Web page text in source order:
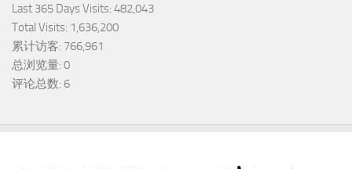
Last 365 Days Visits: 482,043
Total Visits: 1,636,200
累计访客: 766,961
总浏览量: 0
评论总数: 6